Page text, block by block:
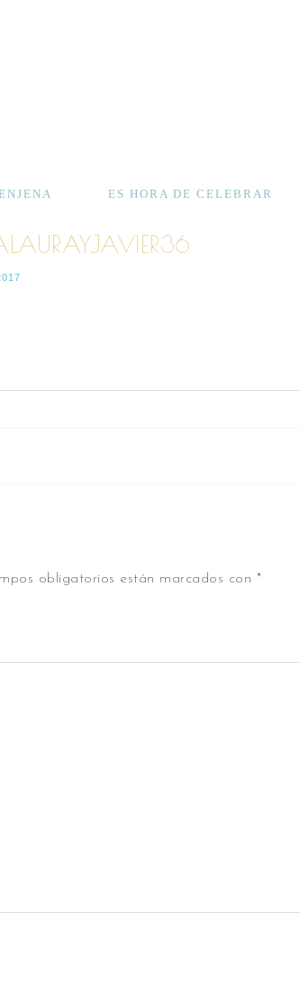
ES HORA DE CELEBRAR
obligatorios están marcados con *